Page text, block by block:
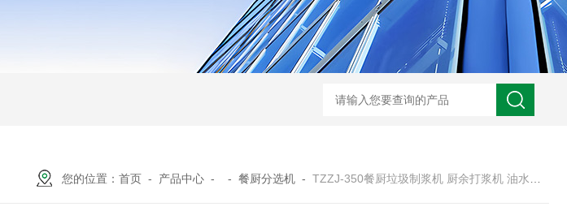
您的位置：首页 - 产品中心 - -餐厨分选机 -TZZJ-350餐厨垃圾制浆机 厨余打浆机 油水打碎机